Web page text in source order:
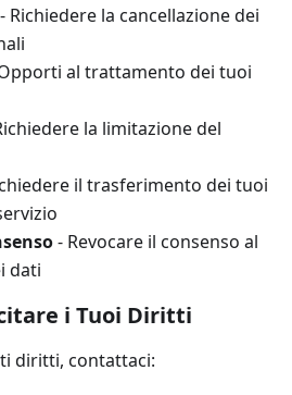
- Richiedere la cancellazione dei
al trattamento dei tuoi
la limitazione del
il trasferimento dei tuoi
- Revocare il consenso al
dati
i Tuoi Diritti
diritti, contattaci: